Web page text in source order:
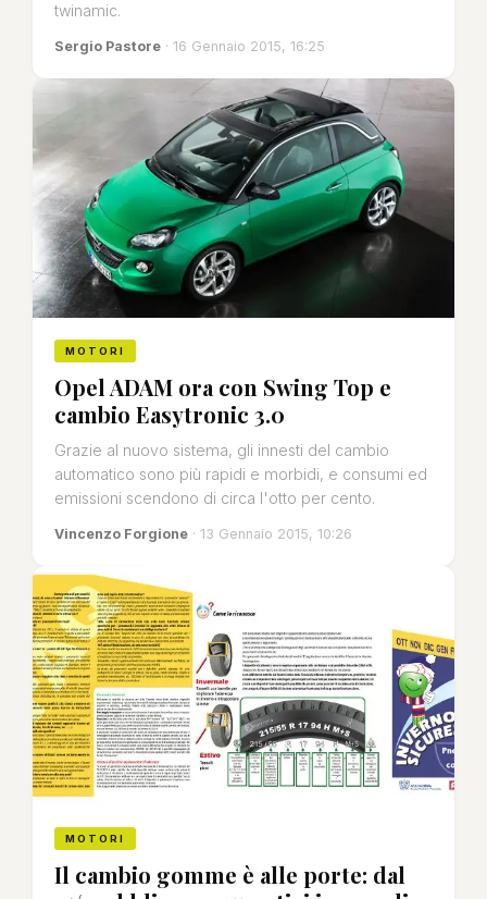
twinamic.
Sergio Pastore · 16 Gennaio 2015, 16:25
MOTORI
Opel ADAM ora con Swing Top e
cambio Easytronic 3.0
Grazie al nuovo sistema, gli innesti del cambio
automatico sono più rapidi e morbidi, e consumi ed
emissioni scendono di circa l'otto per cento.
Vincenzo Forgione · 13 Gennaio 2015, 10:26
MOTORI
Il cambio gomme è alle porte: dal